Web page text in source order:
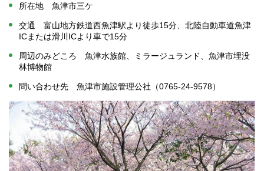
所在地 魚津市三ケ
交通 富山地方鉄道西魚津駅より徒歩15分、北陸自動車道魚津
ICまたは滑川ICより車で15分
周辺のみどころ 魚津水族館、ミラージュランド、魚津市埋没
林博物館
問い合わせ先 魚津市施設管理公社（0765-24-9578）